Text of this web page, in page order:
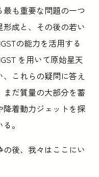
も重要な問題の一つ
成と、その後の若い
の能力を活用する
を用いて原始星天
これらの疑問に答え
まだ質量の大部分を蓄
降着動力ジェットを探
。
後、我々はここにい